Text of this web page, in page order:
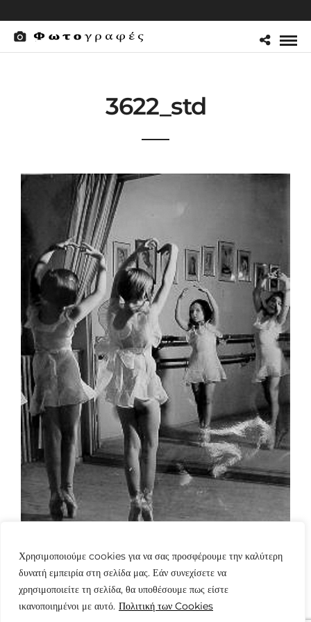
Χρησιμοποιούμε cookies για να σας προσφέρουμε την καλύτερη
δυνατή εμπειρία στη σελίδα μας. Εάν συνεχίσετε να
χρησιμοποιείτε τη σελίδα, θα υποθέσουμε πως είστε
ικανοποιημένοι με αυτό. Πολιτική των Cookies
3622_std